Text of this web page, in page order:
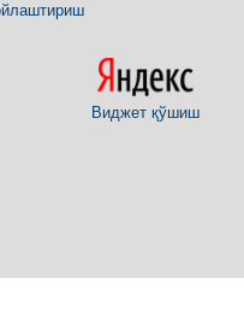
Виджет қўшиш